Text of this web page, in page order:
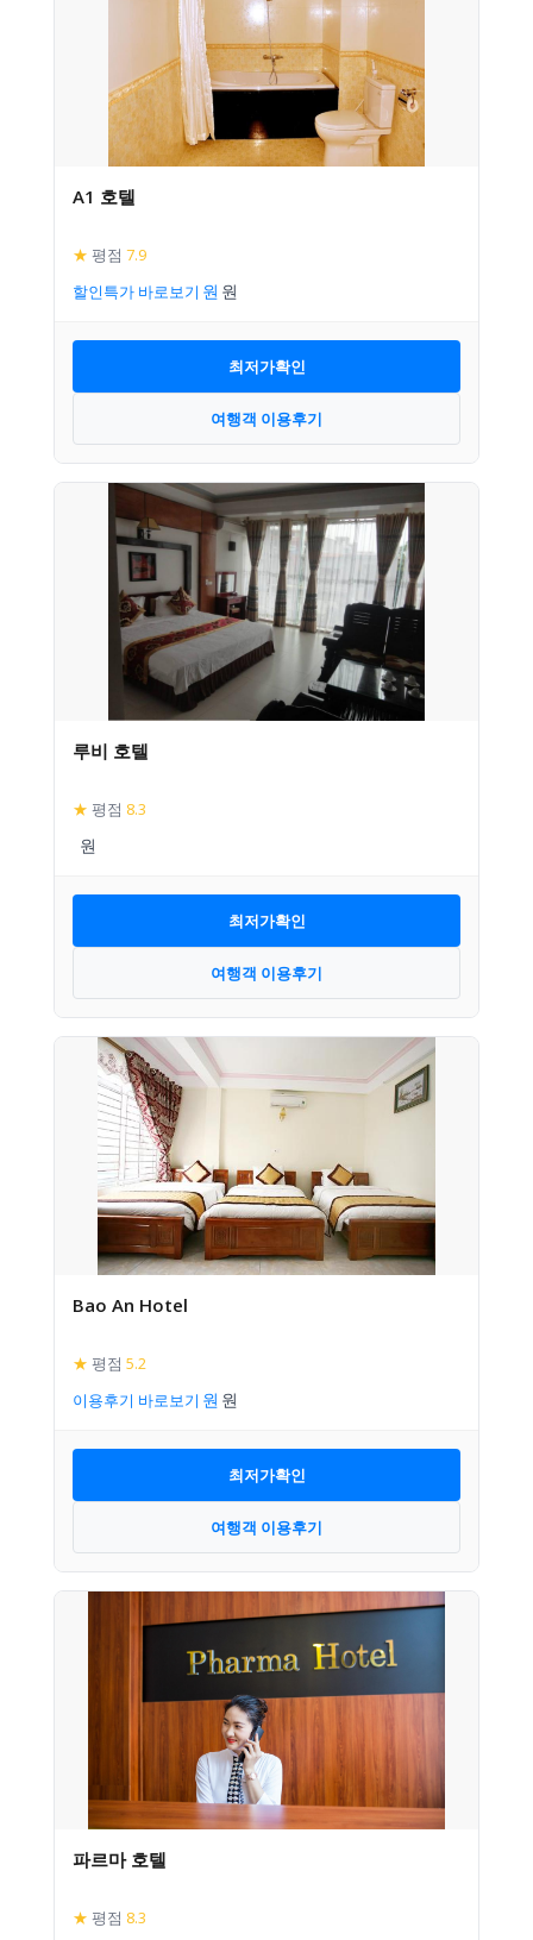
A1 호텔
★ 평점 7.9
할인특가 바로보기
최저가확인
여행객 이용후기
루비 호텔
★ 평점 8.3
최저가확인
여행객 이용후기
Bao An Hotel
★ 평점 5.2
이용후기 바로보기
최저가확인
여행객 이용후기
파르마 호텔
★ 평점 8.3